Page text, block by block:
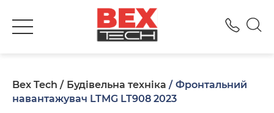
Bex Tech Будівельна техніка
Фронтальний
навантажувач LTMG LT908 2023